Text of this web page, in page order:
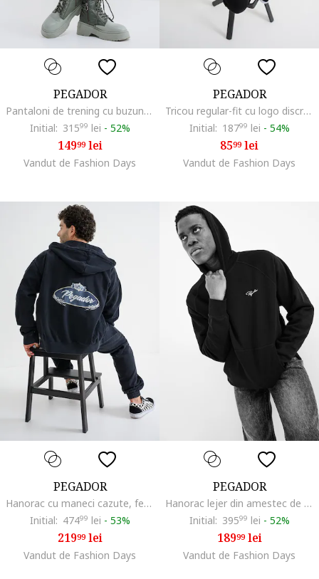
PEGADOR
Pantaloni de trening cu buzunare laterale, Maro camel
Initial: 31599 lei - 52%
14999lei
Vandut de Fashion Days
PEGADOR
Tricou regular-fit cu logo discret, Negru/Alb optic
Initial: 18799 lei - 54%
8599lei
Vandut de Fashion Days
PEGADOR
Hanorac cu maneci cazute, fermoar si imprimeu pe partea din spate, Negru stins
Initial: 47499 lei - 53%
21999lei
Vandut de Fashion Days
PEGADOR
Hanorac lejer din amestec de bumbac, Negru
Initial: 39599 lei - 52%
18999lei
Vandut de Fashion Days